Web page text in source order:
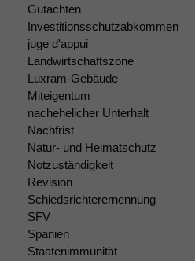
Gutachten
Investitionsschutzabkommen
juge d'appui
Landwirtschaftszone
Luxram-Gebäude
Miteigentum
nachehelicher Unterhalt
Nachfrist
Natur- und Heimatschutz
Notzuständigkeit
Revision
Schiedsrichterernennung
SFV
Spanien
Staatenimmunität